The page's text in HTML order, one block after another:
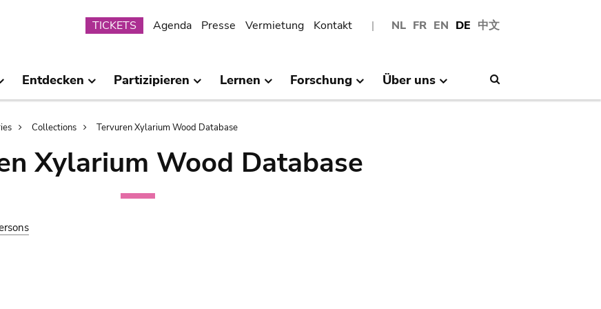
NL FR EN DE 中文
Submenu
TICKETS Agenda Presse Vermietung Kontakt
Entdecken Partizipieren Lernen Forschung Über uns
Collections Tervuren Xylarium Wood Database
Xylarium Wood Database